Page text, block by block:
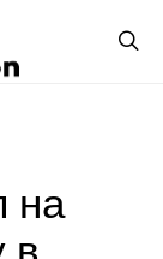
на